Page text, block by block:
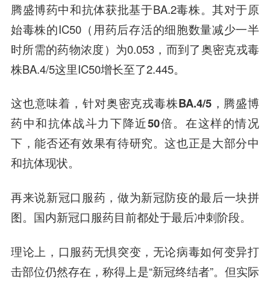
腾盛博药中和抗体获批基于BA.2毒株。其对于原
始毒株的IC50（用药后存活的细胞数量减少一半
时所需的药物浓度）为0.053，而到了奥密克戎毒
株BA.4/5这里IC50增长至了2.445。
这也意味着， 针对奥密克戎毒株BA.4/5， 腾盛博
药中和抗体战斗力下降近50倍。 在这样的情况
下，能否还有效果有待研究。这也正是大部分中
和抗体现状。
再来说新冠口服药，做为新冠防疫的最后一块拼
图。国内新冠口服药目前都处于最后冲刺阶段。
理论上，口服药无惧突变，无论病毒如何变异打
击部位仍然存在，称得上是“新冠终结者”。但实际